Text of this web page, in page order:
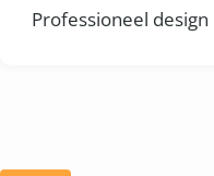
Professioneel design